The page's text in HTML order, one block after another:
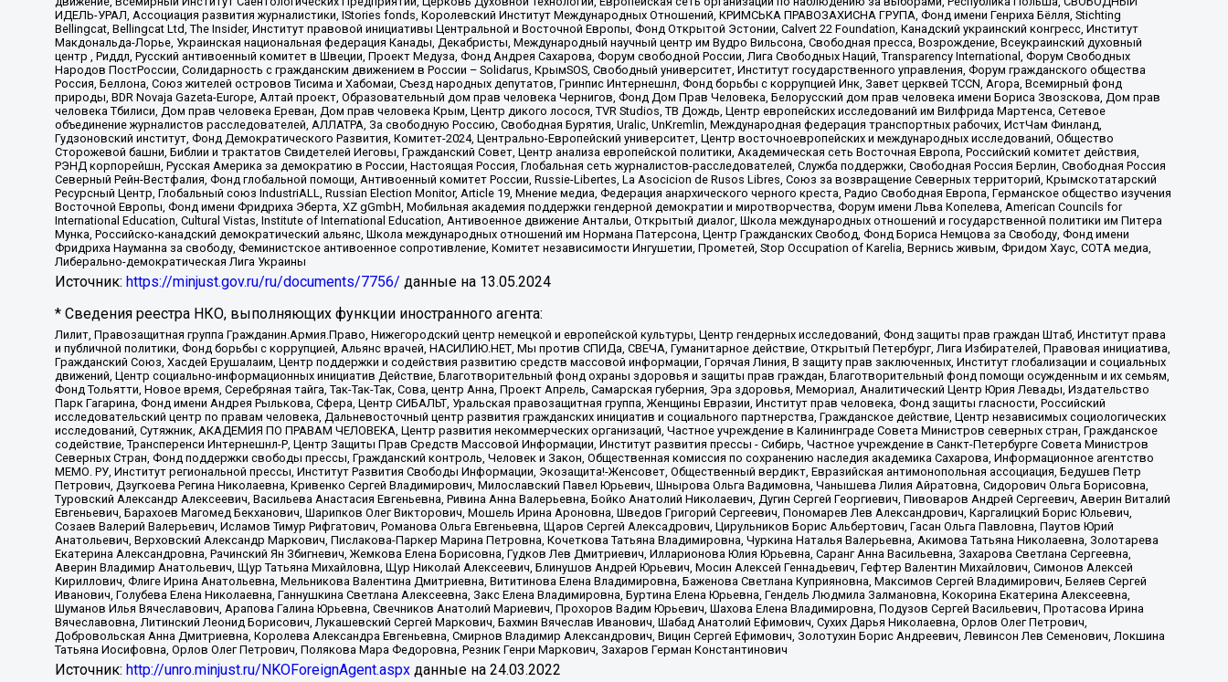
ИДЕЛЬ-УРАЛ, Ассоциация развития журналистики, IStories fonds, Королевский Институт Международных Отношений, КРИМСЬКА ПРАВОЗАХИСНА ГРУПА, Фонд имени Генриха Бёлля, Stichting
Bellingcat, Bellingcat Ltd, The Insider, Институт правовой инициативы Центральной и Восточной Европы, Фонд Открытой Эстонии, Calvert 22 Foundation, Канадский украинский конгресс, Институт
Макдональда-Лорье, Украинская национальная федерация Канады, Декабристы, Международный научный центр им Вудро Вильсона, Свободная пресса, Возрождение, Всеукраинский духовный
центр , Риддл, Русский антивоенный комитет в Швеции, Проект Медуза, Фонд Андрея Сахарова, Форум свободной России, Лига Свободных Наций, Transparеncy International, Форум Свободных
Народов ПостРоссии, Солидарность с гражданским движением в России – Solidarus, КрымSOS, Свободный университет, Институт государственного управления, Форум гражданского общества
Россия, Беллона, Союз жителей островов Тисима и Хабомаи, Съезд народных депутатов, Гринпис Интернешнл, Фонд борьбы с коррупцией Инк, Завет церквей TCCN, Агора, Всемирный фонд
природы, BDR Novaja Gazeta-Europe, Алтай проект, Образовательный дом прав человека Чернигов, Фонд Дом Прав Человека, Белорусский дом прав человека имени Бориса Звозскова, Дом прав
человека Тбилиси, Дом прав человека Ереван, Дом прав человека Крым, Центр дикого лосося, TVR Studios, ТВ Дождь, Центр европейских исследований им Вилфрида Мартенса, Сетевое
объединение журналистов расследователей, АЛЛАТРА, За свободную Россию, Свободная Бурятия, Uralic, UnKremlin, Международная федерация транспортных рабочих, ИстЧам Финланд,
Гудзоновский институт, Фонд Демократического Развития, Комитет-2024, Центрально-Европейский университет, Центр восточноевропейских и международных исследований, Общество
Сторожевой башни, Библии и трактатов Свидетелей Иеговы, Гражданский Совет, Центр анализа европейской политики, Академическая сеть Восточная Европа, Российский комитет действия,
РЭНД корпорейшн, Русская Америка за демократию в России, Настоящая Россия, Глобальная сеть журналистов-расследователей, Служба поддержки, Свободная Россия Берлин, Свободная Россия
Северный Рейн-Вестфалия, Фонд глобальной помощи, Антивоенный комитет России, Russie-Libertes, La Asocicion de Rusos Libres, Союз за возвращение Северных территорий, Крымскотатарский
Ресурсный Центр, Глобальный союз IndustriALL, Russian Election Monitor, Article 19, Мнение медиа, Федерация анархического черного креста, Радио Свободная Европа, Германское общество изучения
Восточной Европы, Фонд имени Фридриха Эберта, XZ gGmbH, Мобильная академия поддержки гендерной демократии и миротворчества, Форум имени Льва Копелева, American Councils for
International Education, Cultural Vistas, Institute of International Education, Антивоенное движение Антальи, Открытый диалог, Школа международных отношений и государственной политики им Питера
Мунка, Российско-канадский демократический альянс, Школа международных отношений им Нормана Патерсона, Центр Гражданских Свобод, Фонд Бориса Немцова за Свободу, Фонд имени
Фридриха Науманна за свободу, Феминистское антивоенное сопротивление, Комитет независимости Ингушетии, Прометей, Stop Occupation of Karelia, Вернись живым, Фридом Хаус, СОТА медиа,
Либерально-демократическая Лига Украины
Источник: https://minjust.gov.ru/ru/documents/7756/ данные на 13.05.2024
* Сведения реестра НКО, выполняющих функции иностранного агента:
Лилит, Правозащитная группа Гражданин.Армия.Право, Нижегородский центр немецкой и европейской культуры, Центр гендерных исследований, Фонд защиты прав граждан Штаб, Институт права
и публичной политики, Фонд борьбы с коррупцией, Альянс врачей, НАСИЛИЮ.НЕТ, Мы против СПИДа, СВЕЧА, Гуманитарное действие, Открытый Петербург, Лига Избирателей, Правовая инициатива,
Гражданский Союз, Хасдей Ерушалаим, Центр поддержки и содействия развитию средств массовой информации, Горячая Линия, В защиту прав заключенных, Институт глобализации и социальных
движений, Центр социально-информационных инициатив Действие, Благотворительный фонд охраны здоровья и защиты прав граждан, Благотворительный фонд помощи осужденным и их семьям,
Фонд Тольятти, Новое время, Серебряная тайга, Так-Так-Так, Сова, центр Анна, Проект Апрель, Самарская губерния, Эра здоровья, Мемориал, Аналитический Центр Юрия Левады, Издательство
Парк Гагарина, Фонд имени Андрея Рылькова, Сфера, Центр СИБАЛЬТ, Уральская правозащитная группа, Женщины Евразии, Институт прав человека, Фонд защиты гласности, Российский
исследовательский центр по правам человека, Дальневосточный центр развития гражданских инициатив и социального партнерства, Гражданское действие, Центр независимых социологических
исследований, Сутяжник, АКАДЕМИЯ ПО ПРАВАМ ЧЕЛОВЕКА, Центр развития некоммерческих организаций, Частное учреждение в Калининграде Совета Министров северных стран, Гражданское
содействие, Трансперенси Интернешнл-Р, Центр Защиты Прав Средств Массовой Информации, Институт развития прессы - Сибирь, Частное учреждение в Санкт-Петербурге Совета Министров
Северных Стран, Фонд поддержки свободы прессы, Гражданский контроль, Человек и Закон, Общественная комиссия по сохранению наследия академика Сахарова, Информационное агентство
МЕМО. РУ, Институт региональной прессы, Институт Развития Свободы Информации, Экозащита!-Женсовет, Общественный вердикт, Евразийская антимонопольная ассоциация, Бедушев Петр
Петрович, Дзугкоева Регина Николаевна, Кривенко Сергей Владимирович, Милославский Павел Юрьевич, Шнырова Ольга Вадимовна, Чанышева Лилия Айратовна, Сидорович Ольга Борисовна,
Туровский Александр Алексеевич, Васильева Анастасия Евгеньевна, Ривина Анна Валерьевна, Бойко Анатолий Николаевич, Дугин Сергей Георгиевич, Пивоваров Андрей Сергеевич, Аверин Виталий
Евгеньевич, Барахоев Магомед Бекханович, Шарипков Олег Викторович, Мошель Ирина Ароновна, Шведов Григорий Сергеевич, Пономарев Лев Александрович, Каргалицкий Борис Юльевич,
Созаев Валерий Валерьевич, Исламов Тимур Рифгатович, Романова Ольга Евгеньевна, Щаров Сергей Алексадрович, Цирульников Борис Альбертович, Гасан Ольга Павловна, Паутов Юрий
Анатольевич, Верховский Александр Маркович, Пислакова-Паркер Марина Петровна, Кочеткова Татьяна Владимировна, Чуркина Наталья Валерьевна, Акимова Татьяна Николаевна, Золотарева
Екатерина Александровна, Рачинский Ян Збигневич, Жемкова Елена Борисовна, Гудков Лев Дмитриевич, Илларионова Юлия Юрьевна, Саранг Анна Васильевна, Захарова Светлана Сергеевна,
Аверин Владимир Анатольевич, Щур Татьяна Михайловна, Щур Николай Алексеевич, Блинушов Андрей Юрьевич, Мосин Алексей Геннадьевич, Гефтер Валентин Михайлович, Симонов Алексей
Кириллович, Флиге Ирина Анатольевна, Мельникова Валентина Дмитриевна, Вититинова Елена Владимировна, Баженова Светлана Куприяновна, Максимов Сергей Владимирович, Беляев Сергей
Иванович, Голубева Елена Николаевна, Ганнушкина Светлана Алексеевна, Закс Елена Владимировна, Буртина Елена Юрьевна, Гендель Людмила Залмановна, Кокорина Екатерина Алексеевна,
Шуманов Илья Вячеславович, Арапова Галина Юрьевна, Свечников Анатолий Мариевич, Прохоров Вадим Юрьевич, Шахова Елена Владимировна, Подузов Сергей Васильевич, Протасова Ирина
Вячеславовна, Литинский Леонид Борисович, Лукашевский Сергей Маркович, Бахмин Вячеслав Иванович, Шабад Анатолий Ефимович, Сухих Дарья Николаевна, Орлов Олег Петрович,
Добровольская Анна Дмитриевна, Королева Александра Евгеньевна, Смирнов Владимир Александрович, Вицин Сергей Ефимович, Золотухин Борис Андреевич, Левинсон Лев Семенович, Локшина
Татьяна Иосифовна, Орлов Олег Петрович, Полякова Мара Федоровна, Резник Генри Маркович, Захаров Герман Константинович
Источник: http://unro.minjust.ru/NKOForeignAgent.aspx данные на 24.03.2022